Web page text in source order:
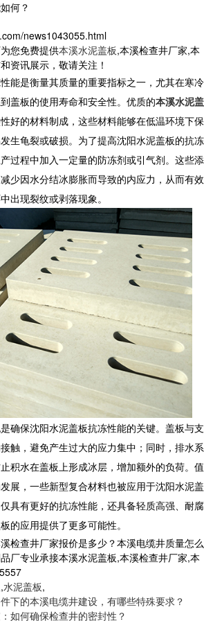
何？
news1043055.html
您免费提供本溪水泥盖板,本溪检查井厂家,本
资讯展示，敬请关注！
能是衡量其质量的重要指标之一，尤其在寒冷
盖板的使用寿命和安全性。优质的本溪水泥盖
好的材料制成，这些材料能够在低温环境下保
生龟裂或破损。为了提高沈阳水泥盖板的抗冻
过程中加入一定量的防冻剂或引气剂。这些添
少因水分结冰膨胀而导致的内应力，从而有效
出现裂纹或剥落现象。
确保沈阳水泥盖板抗冻性能的关键。盖板与支
触，避免产生过大的应力集中；同时，排水系
积水在盖板上形成冰层，增加额外的负荷。值
展，一些新型复合材料也被应用于沈阳水泥盖
具有更好的抗冻性能，还具备轻质高强、耐腐
的应用提供了更多可能性。
检查井厂家报价是多少？本溪电缆井质量怎么
厂专业承接本溪水泥盖板,本溪检查井厂家,本
,水泥盖板,
下的本溪电缆井建设，有哪些特殊要求？
如何确保检查井的密封性？